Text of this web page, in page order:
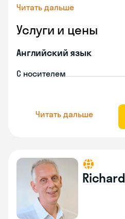
Читать дальше
Услуги и цены
Английский язык
С носителем
Читать дальше
Richard